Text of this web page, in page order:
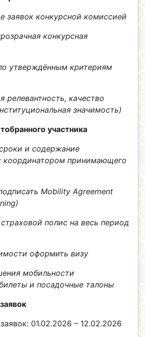
заявок конкурсной комиссией
конкурсная
утверждённым критериям
релевантность, качество
значимость)
участника
и содержание
координатором принимающего
Mobility Agreement
полис на весь период
оформить визу
мобильности
и посадочные талоны
01.02.2026 – 12.02.2026